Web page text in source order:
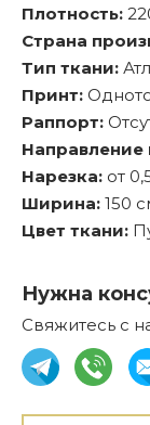
Плотность:
Страна
Тип ткани:
Принт:
Раппорт:
Направление
Нарезка: от
Ширина: 150
Цвет ткани:
Нужна
Свяжитесь с